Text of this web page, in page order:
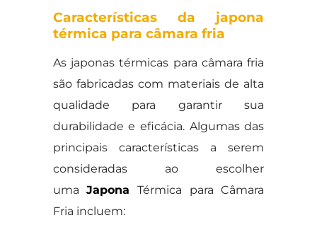
Características da japona
térmica para câmara fria
As japonas térmicas para câmara fria
são fabricadas com materiais de alta
qualidade para garantir sua
durabilidade e eficácia. Algumas das
principais características a serem
consideradas ao escolher
umaJapona Térmica para Câmara
Fria incluem: